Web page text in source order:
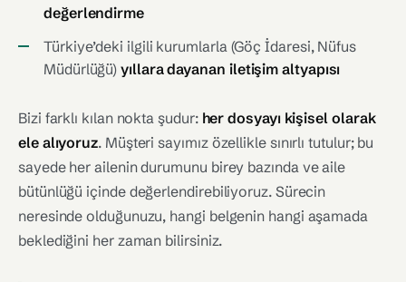
değerlendirme
Türkiye’deki ilgili kurumlarla (Göç İdaresi, Nüfus
Müdürlüğü)yıllara dayanan iletişim altyapısı
Bizi farklı kılan nokta şudur: her dosyayı kişisel olarak
ele alıyoruz. Müşteri sayımız özellikle sınırlı tutulur; bu
sayede her ailenin durumunu birey bazında ve aile
bütünlüğü içinde değerlendirebiliyoruz. Sürecin
neresinde olduğunuzu, hangi belgenin hangi aşamada
beklediğini her zaman bilirsiniz.